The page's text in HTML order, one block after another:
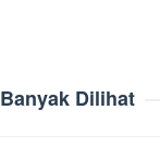
Banyak Dilihat